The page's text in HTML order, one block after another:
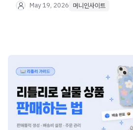
방법을 알려드립니다.
May 19, 2026 머니인사이트